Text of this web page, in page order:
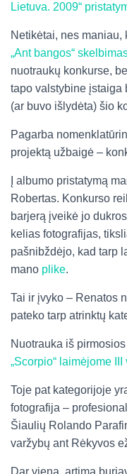
Lietuva. 2009“
Netikėtai, nes
„Ant bangos“
nuotraukų konkurse,
tapo valstybine įstaiga
(ar buvo išlydėta) šio
Pagarba
projektą užbaigė –
Į albumo pristatymą
Robertas. Konkurso
barjerą įveikė jo
kelias fotografijas,
pašnibždėjo, kad tarp
mano plike.
Tai ir įvyko – Renatos
pateko tarp atrinktų
Nuotrauka iš
„Scorpio“ laimėjome III
Toje pat kategorijoje
fotografija –
Šiaulių Rolando
varžybų ant Rėkyvos
Dar viena, artima